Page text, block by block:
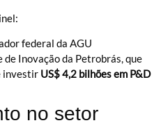
federal da AGU
de Inovação da Petrobrás, que
investir US$ 4,2 bilhões em P&D
no setor